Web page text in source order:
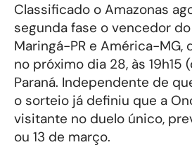
Classificado o Amazonas
segunda fase o vencedor
Maringá-PR e América-MG,
no próximo dia 28, às 19h15
Paraná. Independente de
o sorteio já definiu que a
visitante no duelo único,
ou 13 de março.